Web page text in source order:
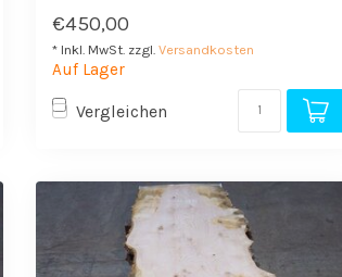
€450,00
* Inkl. MwSt. zzgl. Versandkosten
Auf Lager
Vergleichen